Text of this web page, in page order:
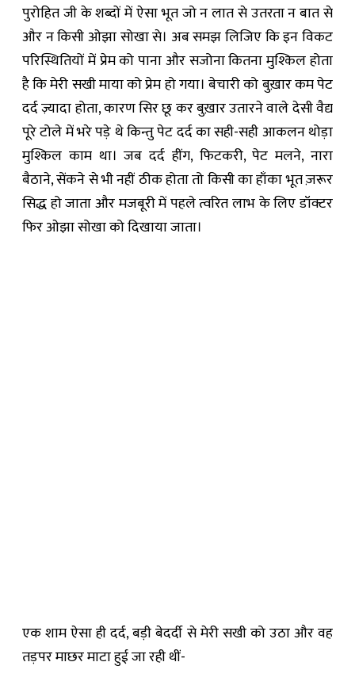
पुरोहित जी के शब्दों में ऐसा भूत जो न लात से उतरता न बात से
और न किसी ओझा सोखा से। अब समझ लिजिए कि इन विकट
परिस्थितियों में प्रेम को पाना और सजोना कितना मुश्किल होता
है कि मेरी सखी माया को प्रेम हो गया। बेचारी को बुख़ार कम पेट
दर्द ज़्यादा होता, कारण सिर छू कर बुख़ार उतारने वाले देसी वैद्य
पूरे टोले में भरे पड़े थे किन्तु पेट दर्द का सही-सही आकलन थोड़ा
मुश्किल काम था। जब दर्द हींग, फिटकरी, पेट मलने, नारा
बैठाने, सेंकने से भी नहीं ठीक होता तो किसी का हाँका भूत ज़रूर
सिद्ध हो जाता और मजबूरी में पहले त्वरित लाभ के लिए डॉक्टर
फिर ओझा सोखा को दिखाया जाता।
एक शाम ऐसा ही दर्द, बड़ी बेदर्दी से मेरी सखी को उठा और वह
तड़पर माछर माटा हुई जा रही थीं-